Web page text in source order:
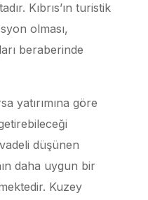
Kıbrıs’ın turistik
olması,
beraberinde
yatırımına göre
düşünen
daha uygun bir
Kuzey